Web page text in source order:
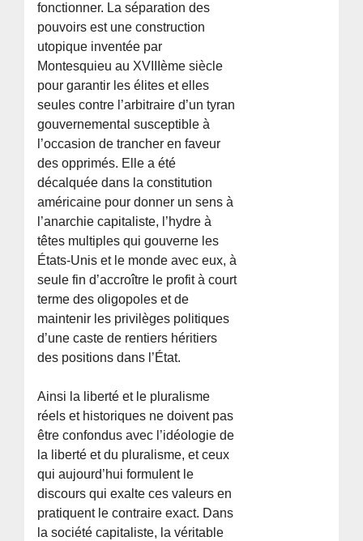
fonctionner. La séparation des
pouvoirs est une construction
utopique inventée par
Montesquieu au XVIIIème siècle
pour garantir les élites et elles
seules contre l’arbitraire d’un tyran
gouvernemental susceptible à
l’occasion de trancher en faveur
des opprimés. Elle a été
décalquée dans la constitution
américaine pour donner un sens à
l’anarchie capitaliste, l’hydre à
têtes multiples qui gouverne les
États-Unis et le monde avec eux, à
seule fin d’accroître le profit à court
terme des oligopoles et de
maintenir les privilèges politiques
d’une caste de rentiers héritiers
des positions dans l’État.
Ainsi la liberté et le pluralisme
réels et historiques ne doivent pas
être confondus avec l’idéologie de
la liberté et du pluralisme, et ceux
qui aujourd’hui formulent le
discours qui exalte ces valeurs en
pratiquent le contraire exact. Dans
la société capitaliste, la véritable